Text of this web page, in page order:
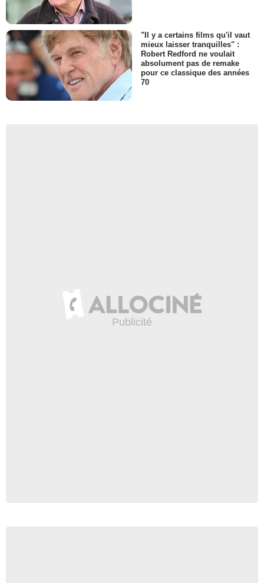
"Il y a certains films qu'il vaut
mieux laisser tranquilles" :
Robert Redford ne voulait
absolument pas de remake
pour ce classique des années
70